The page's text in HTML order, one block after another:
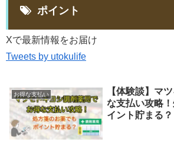
ポイント
Xで最新情報をお届け
Tweets by utokulife
お得な支払い
【体験談】マ
な支払い攻略
イント貯まる？